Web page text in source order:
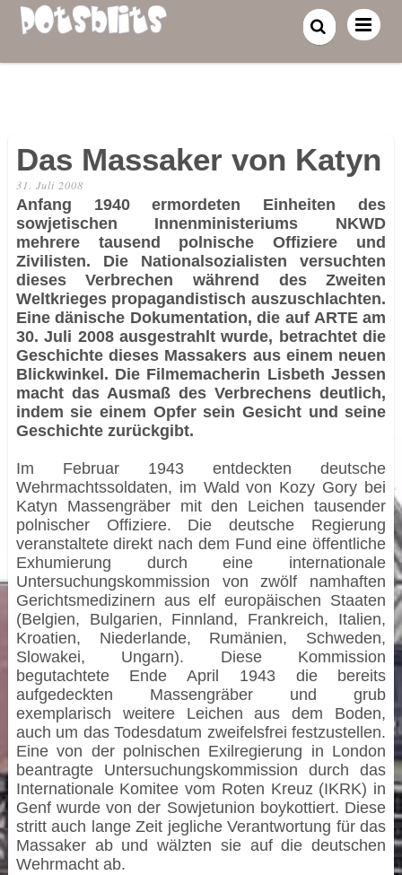
Das Massaker von Katyn
31. Juli 2008
Anfang 1940 ermordeten Einheiten des
sowjetischen Innenministeriums NKWD
mehrere tausend polnische Offiziere und
Zivilisten. Die Nationalsozialisten versuchten
dieses Verbrechen während des Zweiten
Weltkrieges propagandistisch auszuschlachten.
Eine dänische Dokumentation, die auf ARTE am
30. Juli 2008 ausgestrahlt wurde, betrachtet die
Geschichte dieses Massakers aus einem neuen
Blickwinkel. Die Filmemacherin Lisbeth Jessen
macht das Ausmaß des Verbrechens deutlich,
indem sie einem Opfer sein Gesicht und seine
Geschichte zurückgibt.
Im Februar 1943 entdeckten deutsche
Wehrmachtssoldaten, im Wald von Kozy Gory bei
Katyn Massengräber mit den Leichen tausender
polnischer Offiziere. Die deutsche Regierung
veranstaltete direkt nach dem Fund eine öffentliche
Exhumierung durch eine internationale
Untersuchungskommission von zwölf namhaften
Gerichtsmedizinern aus elf europäischen Staaten
(Belgien, Bulgarien, Finnland, Frankreich, Italien,
Kroatien, Niederlande, Rumänien, Schweden,
Slowakei, Ungarn). Diese Kommission
begutachtete Ende April 1943 die bereits
aufgedeckten Massengräber und grub
exemplarisch weitere Leichen aus dem Boden,
auch um das Todesdatum zweifelsfrei festzustellen.
Eine von der polnischen Exilregierung in London
beantragte Untersuchungskommission durch das
Internationale Komitee vom Roten Kreuz (IKRK) in
Genf wurde von der Sowjetunion boykottiert. Diese
stritt auch lange Zeit jegliche Verantwortung für das
Massaker ab und wälzten sie auf die deutschen
Wehrmacht ab.